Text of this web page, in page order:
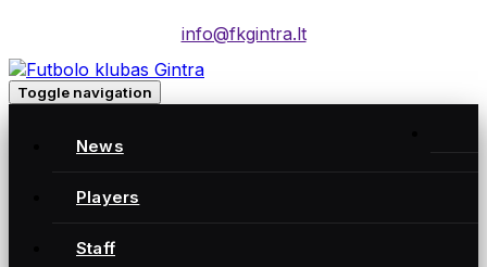
info@fkgintra.lt
Toggle navigation
News
Players
Staff
Moterų futbolo klubas „Gintra“ – daugkartinės
Lietuvai UEFA moterų Čempionių lygoje.